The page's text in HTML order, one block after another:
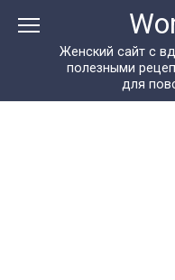
Женский сайт с
полезными
для